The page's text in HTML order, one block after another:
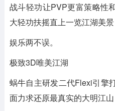
战斗轻功让PVP更富策略性
大轻功扶摇直上一览江湖美
娱乐两不误。
极致3D唯美江湖
蜗牛自主研发二代Flexi引擎
面力求还原最真实的大明江山